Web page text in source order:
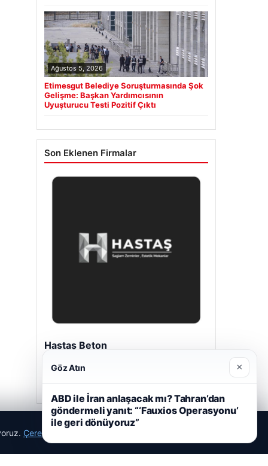
Ağustos 5, 2026
Etimesgut Belediye Soruşturmasında Şok
Gelişme: Başkan Yardımcısının
Uyuşturucu Testi Pozitif Çıktı
Son Eklenen Firmalar
Hastaş Beton
Çerez Politikamız
Göz Atın ×
ABD ile İran anlaşacak mı? Tahran’dan
göndermeli yanıt: “‘Fauxios Operasyonu’
ile geri dönüyoruz”